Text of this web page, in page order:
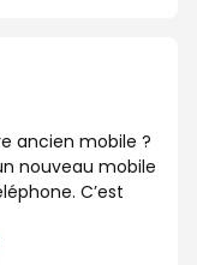
ancien mobile ?
nouveau mobile
C’est